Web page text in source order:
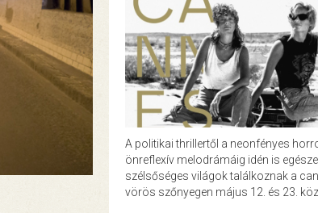
A politikai thrillertől a neonfényes
önreflexív melodrámáig idén is
szélsőséges világok találkoznak a
vörös szőnyegen május 12. és 23.